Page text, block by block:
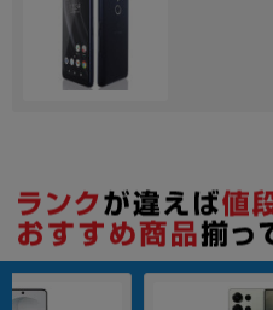
各項目のチェックボックスは「or検索」となります。
ただし機能別のみ「and検索」となります。